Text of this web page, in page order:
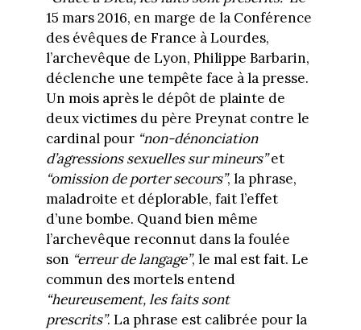
15 mars 2016, en marge de la Conférence
des évêques de France à Lourdes,
l’archevêque de Lyon, Philippe Barbarin,
déclenche une tempête face à la presse.
Un mois après le dépôt de plainte de
deux victimes du père Preynat contre le
cardinal pour “non-dénonciation
d’agressions sexuelles sur mineurs”et
“omission de porter secours”, la phrase,
maladroite et déplorable, fait l’effet
d’une bombe. Quand bien même
l’archevêque reconnut dans la foulée
son “erreur de langage”, le mal est fait. Le
commun des mortels entend
“heureusement, les faits sont
prescrits”. La phrase est calibrée pour la